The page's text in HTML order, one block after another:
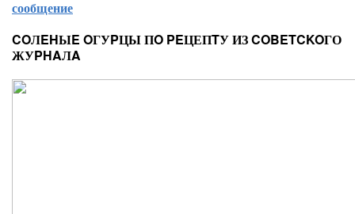
сообщение
COЛEHЫE OГУPЦЫ ПO PEЦЕПTУ ИЗ COBETCKOГО
ЖУPHAЛA